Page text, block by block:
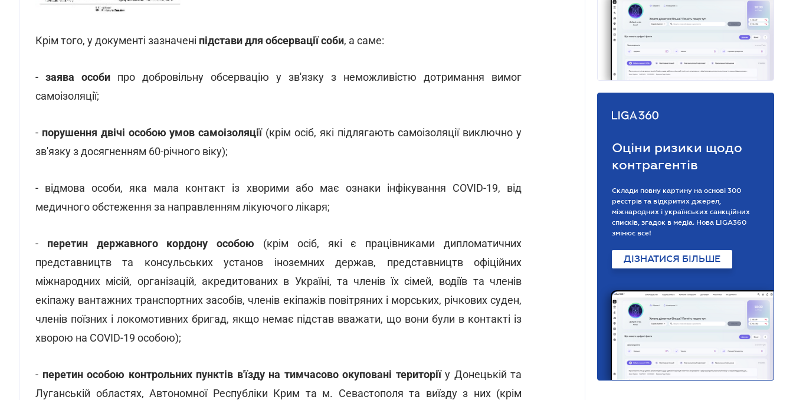
Крім того, у документі зазначені підстави для обсервації соби, а саме:
- заява особи про добровільну обсервацію у зв'язку з неможливістю дотримання вимог
самоізоляції;
- порушення двічі особою умов самоізоляції (крім осіб, які підлягають самоізоляції виключно у
зв'язку з досягненням 60-річного віку);
- відмова особи, яка мала контакт із хворими або має ознаки інфікування COVID-19, від
медичного обстеження за направленням лікуючого лікаря;
- перетин державного кордону особою (крім осіб, які є працівниками дипломатичних
представництв та консульських установ іноземних держав, представництв офіційних
міжнародних місій, організацій, акредитованих в Україні, та членів їх сімей, водіїв та членів
екіпажу вантажних транспортних засобів, членів екіпажів повітряних і морських, річкових суден,
членів поїзних і локомотивних бригад, якщо немає підстав вважати, що вони були в контакті із
хворою на COVID-19 особою);
- перетин особою контрольних пунктів в'їзду на тимчасово окуповані територіїу Донецькій та
Луганській областях, Автономної Республіки Крим та м. Севастополя та виїзду з них (крім
Оціни ризики щодо
контрагентів
Склади повну картину на основі 300
реєстрів та відкритих джерел,
міжнародних і українських санкційних
списків, згадок в медіа. Нова LIGA360
змінює все!
ДІЗНАТИСЯ БІЛЬШЕ